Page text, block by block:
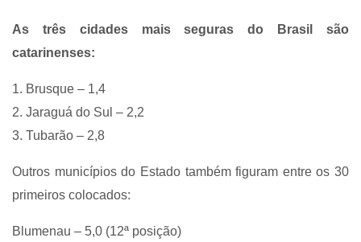
As três cidades mais seguras do Brasil são
catarinenses:
1. Brusque – 1,4
2. Jaraguá do Sul – 2,2
3. Tubarão – 2,8
Outros municípios do Estado também figuram entre os 30
primeiros colocados:
Blumenau – 5,0 (12ª posição)